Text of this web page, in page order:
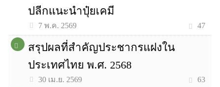
ปลีกแนะนำปุ๋ยเคมี
7 พ.ค. 2569 47
สรุปผลที่สำคัญประชากรแฝงใน
ประเทศไทย พ.ศ. 2568
30 เม.ย. 2569 63